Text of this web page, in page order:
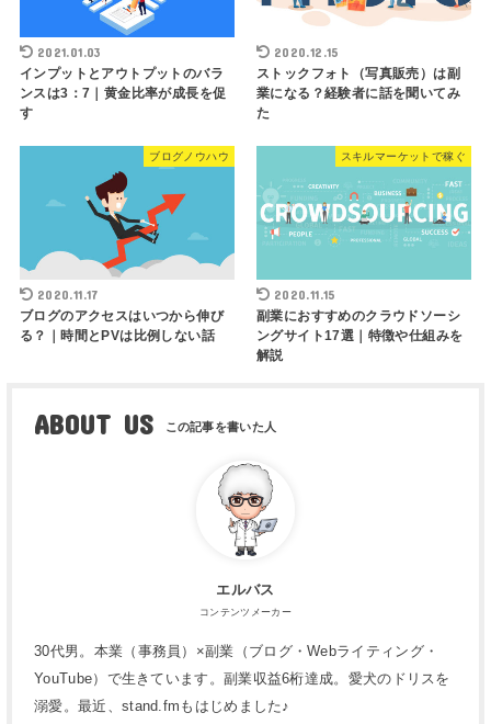
2021.01.03
インプットとアウトプットのバラ
ンスは3：7｜黄金比率が成長を促
す
2020.12.15
ストックフォト（写真販売）は副
業になる？経験者に話を聞いてみ
た
ブログノウハウ
2020.11.17
ブログのアクセスはいつから伸び
る？｜時間とPVは比例しない話
スキルマーケットで稼ぐ
2020.11.15
副業におすすめのクラウドソーシ
ングサイト17選｜特徴や仕組みを
解説
ABOUT US
エルバス
コンテンツメーカー
30代男。本業（事務員）×副業（ブログ・Webライティング・
YouTube）で生きています。副業収益6桁達成。愛犬のドリスを
溺愛。最近、stand.fmもはじめました♪